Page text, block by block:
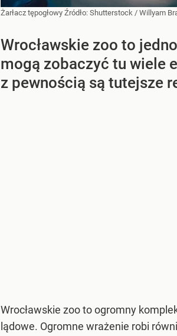
Żarłacz tępogłowy Źródło: Shutterstock / Willyam
Wrocławskie zoo to
mogą zobaczyć tu wiele
z pewnością są tutejsze
Wrocławskie zoo to ogromny
lądowe. Ogromne wrażenie robi